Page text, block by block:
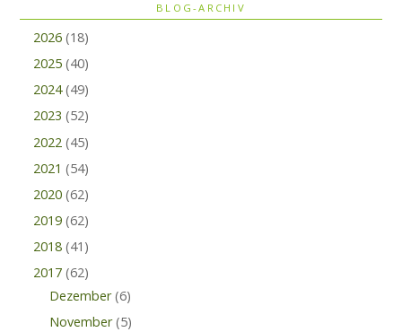
BLOG-ARCHIV
2026 (18)
2025 (40)
2024 (49)
2023 (52)
2022 (45)
2021 (54)
2020 (62)
2019 (62)
2018 (41)
2017 (62)
Dezember (6)
November (5)